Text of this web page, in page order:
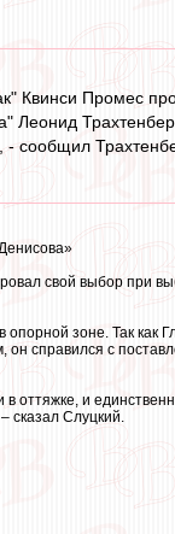
Квинси Промес
Леонид
- сообщил
свой выбор при
зоне. Так
справился с
оттяжке, и
сказал Слуцкий.